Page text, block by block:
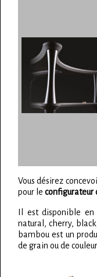
Vous désirez
pour le configurateur
Il est disponible
natural, cherry,
bambou est un
de grain ou de